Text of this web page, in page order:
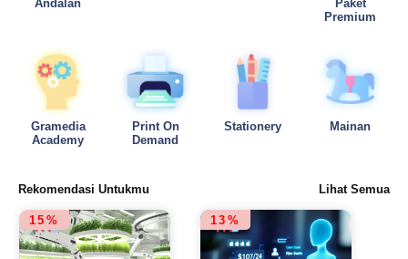
Andalan
Paket
Premium
Gramedia
Academy
Print On
Demand
Stationery Mainan
Rekomendasi Untukmu Lihat Semua
15% 13%